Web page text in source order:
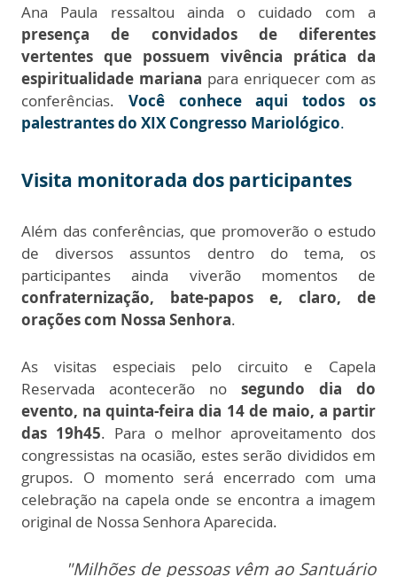
Ana Paula ressaltou ainda o cuidado com a
presença de convidados de diferentes
vertentes que possuem vivência prática da
espiritualidade mariana para enriquecer com as
conferências. Você conhece aqui todos os
palestrantes do XIX Congresso Mariológico.
Visita monitorada dos participantes
Além das conferências, que promoverão o estudo
de diversos assuntos dentro do tema, os
participantes ainda viverão momentos de
confraternização, bate-papos e, claro, de
orações com Nossa Senhora.
As visitas especiais pelo circuito e Capela
Reservada acontecerão no segundo dia do
evento, na quinta-feira dia 14 de maio, a partir
das 19h45. Para o melhor aproveitamento dos
congressistas na ocasião, estes serão divididos em
grupos. O momento será encerrado com uma
celebração na capela onde se encontra a imagem
original de Nossa Senhora Aparecida.
"Milhões de pessoas vêm ao Santuário